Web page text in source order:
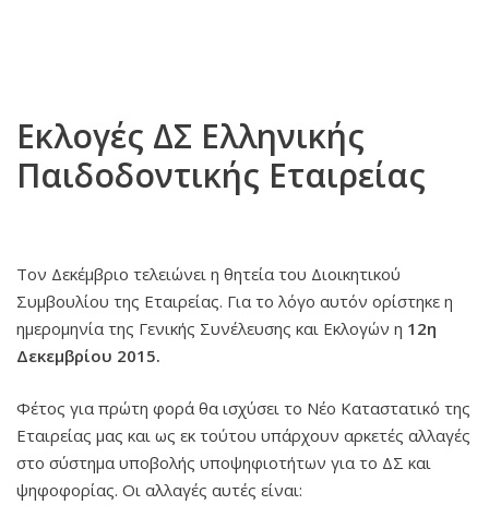
Εκλογές ΔΣ Ελληνικής
Παιδοδοντικής Εταιρείας
Τον Δεκέμβριο τελειώνει η θητεία του Διοικητικού
Συμβουλίου της Εταιρείας. Για το λόγο αυτόν ορίστηκε η
ημερομηνία της Γενικής Συνέλευσης και Εκλογών η 12η
Δεκεμβρίου 2015.
Φέτος για πρώτη φορά θα ισχύσει το Νέο Καταστατικό της
Εταιρείας μας και ως εκ τούτου υπάρχουν αρκετές αλλαγές
στο σύστημα υποβολής υποψηφιοτήτων για το ΔΣ και
ψηφοφορίας. Οι αλλαγές αυτές είναι: